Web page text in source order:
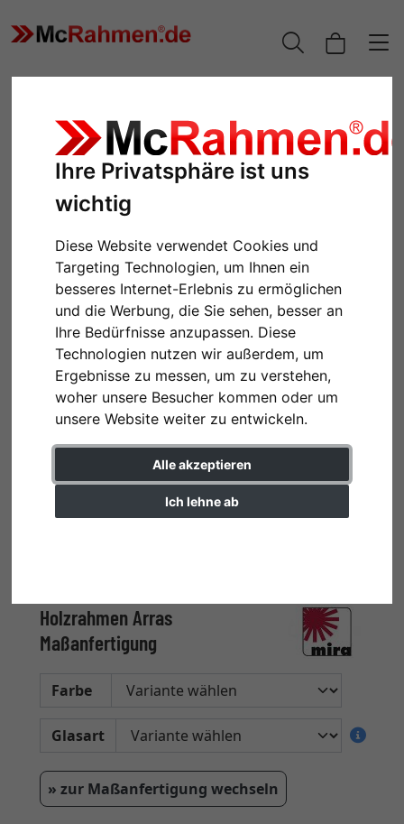
Ihre Privatsphäre ist uns
wichtig
Diese Website verwendet Cookies und
Targeting Technologien, um Ihnen ein
besseres Internet-Erlebnis zu ermöglichen
und die Werbung, die Sie sehen, besser an
Ihre Bedürfnisse anzupassen. Diese
Technologien nutzen wir außerdem, um
Ergebnisse zu messen, um zu verstehen,
woher unsere Besucher kommen oder um
unsere Website weiter zu entwickeln.
Alle akzeptieren
Ich lehne ab
Zurück
Holzrahmen Arras
Maßanfertigung
Farbe
Glasart
» zur Maßanfertigung wechseln